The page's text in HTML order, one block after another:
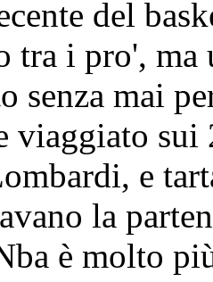
del
tra i pro',
senza mai
viaggiato sui
e
la
è molto